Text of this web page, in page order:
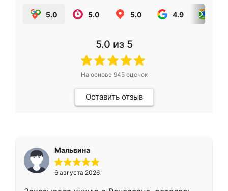
5.0 5.0 5.0 4.9
5.0 из 5
На основе 945оценок
Оставить отзыв
Мальвина
6 августа 2026